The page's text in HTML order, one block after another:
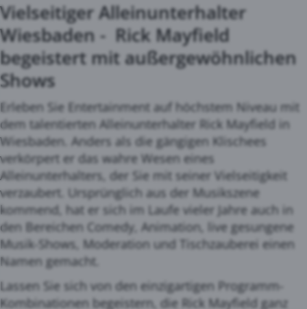
Vielseitiger Alleinunterhalter
Wiesbaden - Rick Mayfield
begeistert mit außergewöhnlichen
Shows
Erleben Sie Entertainment auf höchstem Niveau mit
dem talentierten Alleinunterhalter Rick Mayfield in
Wiesbaden. Anders als die gängigen Klischees
verkörpert er das wahre Wesen eines
Alleinunterhalters, der Sie mit seiner Vielseitigkeit
verzaubert. Ursprünglich aus der Musikszene
kommend, hat er sich im Laufe vieler Jahre auch in
den Bereichen Comedy, Animation, live gesungene
Musik-Shows, Moderation und Tischzauberei einen
Namen gemacht.
Lassen Sie sich von den einzigartigen Programm-
Kombinationen begeistern, die Rick Mayfield ganz